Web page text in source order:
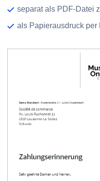
separat als PDF-Datei
als Papierausdruck per